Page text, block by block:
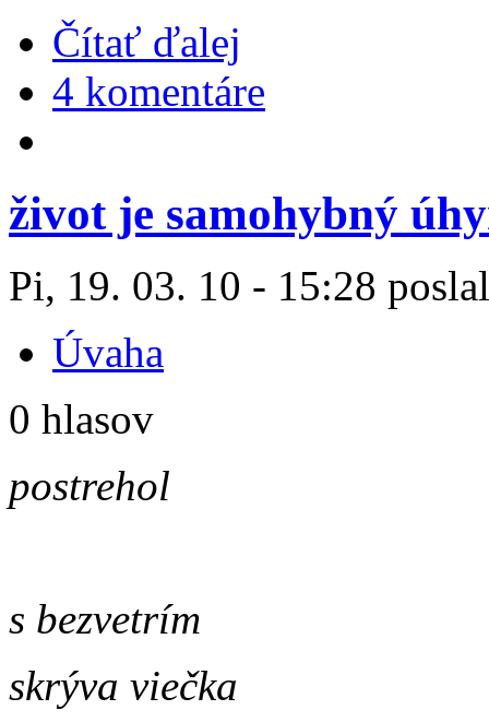
Čítať ďalej
4 komentáre
život je samohybný
Pi, 19. 03. 10 - 15:28
Úvaha
0 hlasov
postrehol
s bezvetrím
skrýva viečka